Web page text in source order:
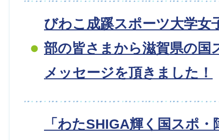
びわこ成蹊スポーツ大学女
部の皆さまから滋賀県の国
メッセージを頂きました！
「わたSHIGA輝く国スポ